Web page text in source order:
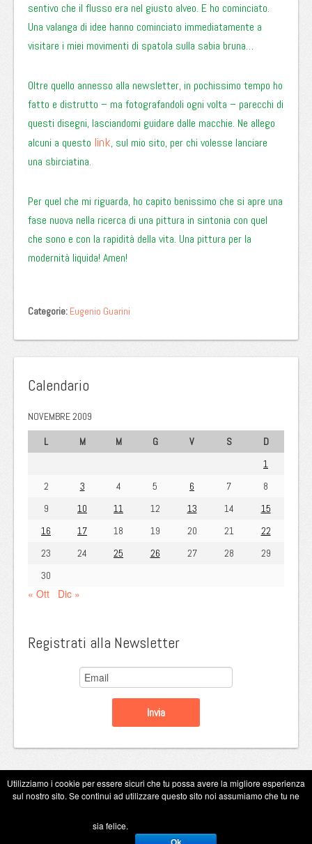
sentivo che il flusso era nel giusto alveo. E ho cominciato.
Una valanga di idee hanno cominciato immediatamente a
visitare i miei movimenti di spatola sulla sabia bruna…
Oltre quello annesso alla newsletter, in pochissimo tempo ho
fatto e distrutto – ma fotografandoli ogni volta – parecchi di
questi disegni, lasciandomi guidare dalle macchie. Ne allego
alcuni a questo link, sul mio sito, per chi volesse lanciare
una sbirciatina.
Per quel che mi riguarda, ho capito benissimo che si apre una
fase nuova nella ricerca di una pittura in sintonia con quel
che sono e con la rapidità della vita. Una pittura per la
modernità liquida! Amen!
Categorie: Eugenio Guarini
Calendario
NOVEMBRE 2009
L
M M G V S
D
1
2
3 4 5 6 7
8
9
10 11 12 13 14
15
16
17 18 19 20 21
22
23
24 25 26 27 28
29
30
« Ott Dic »
Registrati alla Newsletter
Copyright Eugenio Guarini 2026
Utilizziamo i cookie per essere sicuri che tu possa avere la migliore esperienza
sul nostro sito. Se continui ad utilizzare questo sito noi assumiamo che tu ne
sia felice.